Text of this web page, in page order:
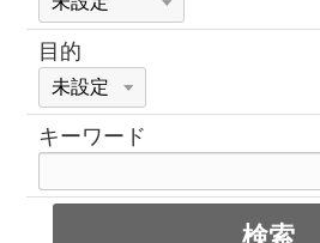
目的
キーワード